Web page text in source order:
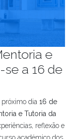
e
se a 16 de
dia 16 de
e Tutoria da
reflexão e
académico dos